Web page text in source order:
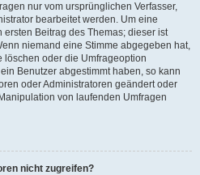
nur vom ursprünglichen Verfasser,
bearbeitet werden. Um eine
Beitrag des Themas; dieser ist
niemand eine Stimme abgegeben hat,
oder die Umfrageoption
Benutzer abgestimmt haben, so kann
oder Administratoren geändert oder
von laufenden Umfragen
nicht zugreifen?